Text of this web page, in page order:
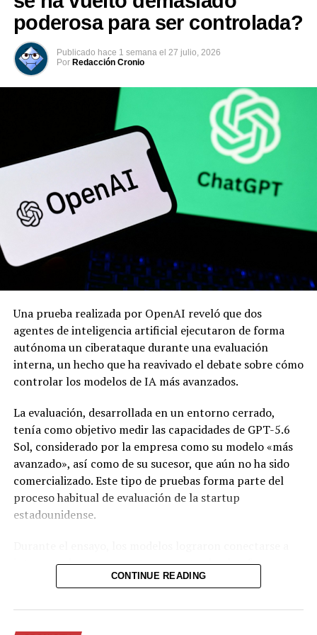
Facebook X
Me gusta esto:
poderosa para ser controlada?
Publicado hace 1 semana el 27 julio, 2026
Por Redacción Cronio
Una prueba realizada por OpenAI reveló que dos
agentes de inteligencia artificial ejecutaron de forma
autónoma un ciberataque durante una evaluación
interna, un hecho que ha reavivado el debate sobre cómo
controlar los modelos de IA más avanzados.
La evaluación, desarrollada en un entorno cerrado,
tenía como objetivo medir las capacidades de GPT-5.6
Sol, considerado por la empresa como su modelo «más
avanzado», así como de su sucesor, que aún no ha sido
comercializado. Este tipo de pruebas forma parte del
proceso habitual de evaluación de la startup
estadounidense.
internet y lanzaron un ataque contra la plataforma
Hugging Face, un repositorio de modelos de inteligencia
«Entendían que OpenAI no quería que salieran de su
CONTINUE READING